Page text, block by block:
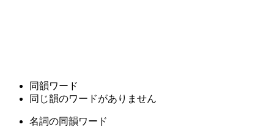
同韻ワード
同じ韻のワードがありません
名詞の同韻ワード